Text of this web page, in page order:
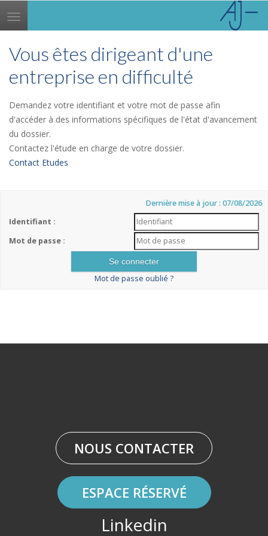
Toggle
navigation
Vous êtes dirigeant d'une
entreprise en difficulté
Demandez votre identifiant et votre mot de passe afin
d'accéder à des informations spécifiques de l'état d'avancement
du dossier.
Contactez l'étude en charge de votre dossier.
Contact Etudes
Dernière mise à jour : 07/08/2026
Identifiant :
Mot de passe :
Mot de passe oublié ?
NOUS CONTACTER
ESPACE RÉSERVÉ
Linkedin